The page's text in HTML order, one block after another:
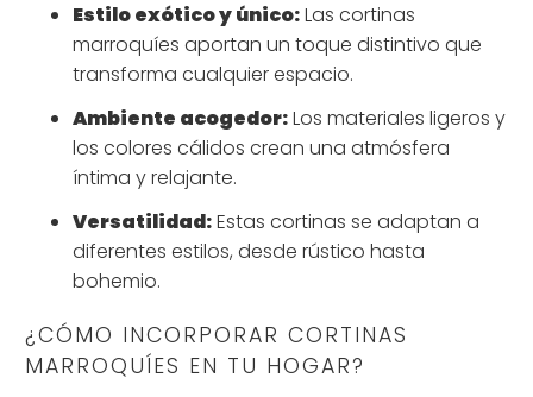
Estilo exótico y único:Las cortinas
marroquíes aportan un toque distintivo que
transforma cualquier espacio.
Ambiente acogedor:Los materiales ligeros y
los colores cálidos crean una atmósfera
íntima y relajante.
Versatilidad:Estas cortinas se adaptan a
diferentes estilos, desde rústico hasta
bohemio.
¿CÓMO INCORPORAR CORTINAS
MARROQUÍES EN TU HOGAR?